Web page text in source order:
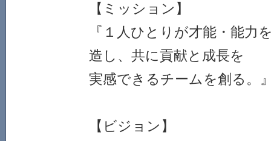
【ミッション】
『１人ひとりが才能・能力
造し、共に貢献と成長を
実感できるチームを創る
【ビジョン】